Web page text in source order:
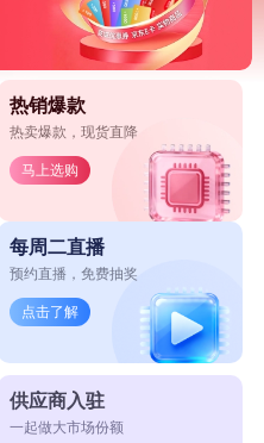
热销爆款
热卖爆款，现货直降
马上选购
每周二直播
预约直播，免费抽奖
点击了解
供应商入驻
一起做大市场份额